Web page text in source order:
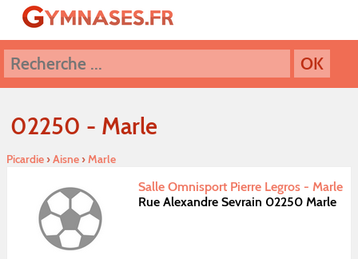
02250 - Marle
Picardie›Aisne›Marle
Salle Omnisport Pierre Legros - Marle
Rue Alexandre Sevrain 02250 Marle